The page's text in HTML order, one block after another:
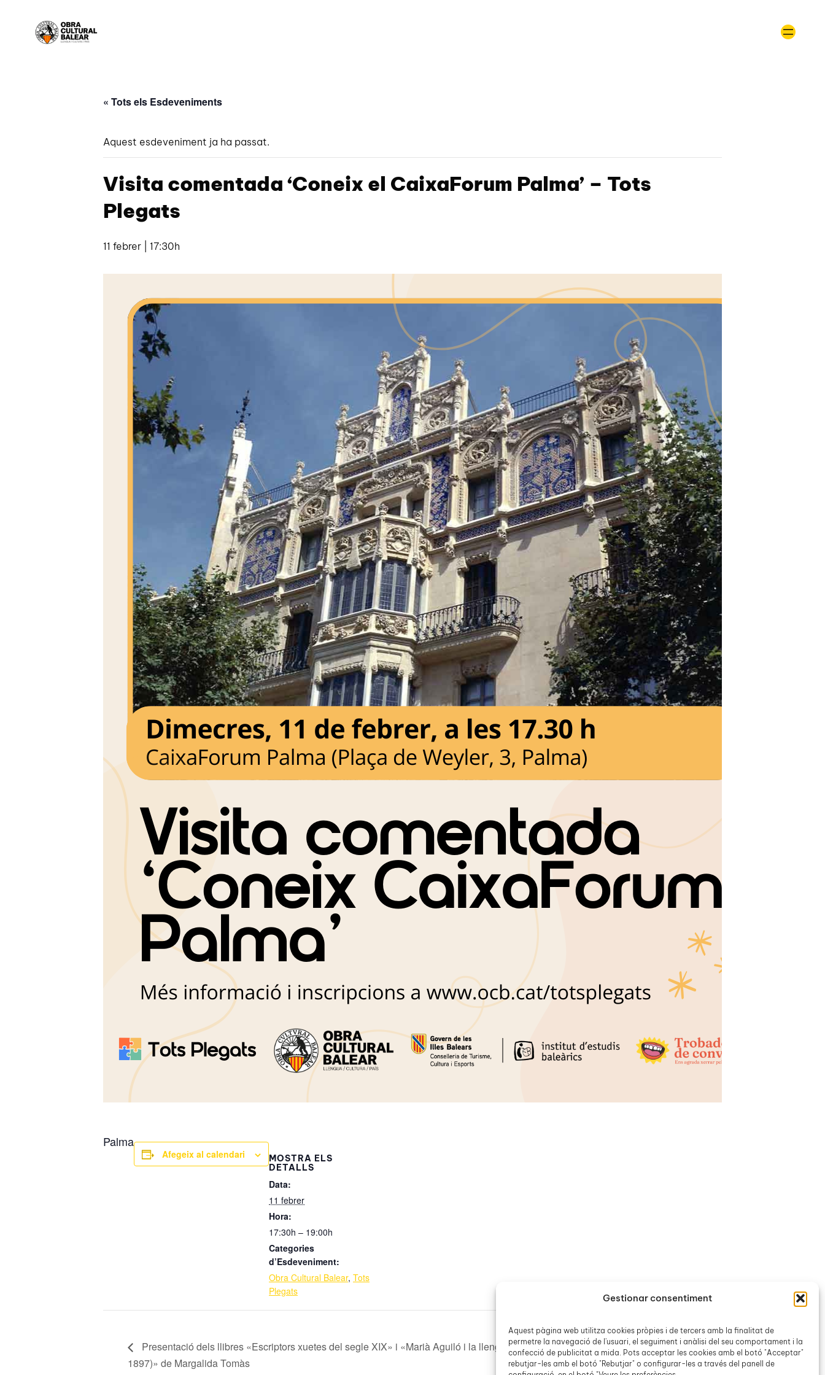
Gestionar consentiment
Aquest pàgina web utilitza cookies pròpies i de tercers amb la finalitat de
permetre la navegació de l'usuari, el seguiment i anàlisi del seu comportament i la
confecció de publicitat a mida. Pots acceptar les cookies amb el botó "Acceptar"
rebutjar-les amb el botó "Rebutjar" o configurar-les a través del panell de
« Tots els Esdeveniments
Aquest esdeveniment ja ha passat.
Visita comentada ‘Coneix el CaixaForum Palma’ – Tots
Plegats
11 febrer | 17:30h
Palma
Afegeix al calendari
MOSTRA ELS
DETALLS
Data:
11 febrer
Hora:
17:30h – 19:00h
Categories
d’Esdeveniment:
Obra Cultural Balear, Tots
Plegats
Presentació dels llibres «Escriptors xuetes del segle XIX» i «Marià Aguiló i la llengua catalana (1840-
1897)» de Margalida Tomàs
Taller de consum
responsable